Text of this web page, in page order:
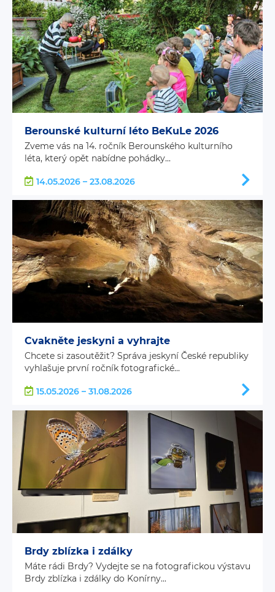
Berounské kulturní léto BeKuLe 2026
Zveme vás na 14. ročník Berounského kulturního
léta, který opět nabídne pohádky...
14.05.2026 – 23.08.2026
Cvakněte jeskyni a vyhrajte
Chcete si zasoutěžit? Správa jeskyní České republiky
vyhlašuje první ročník fotografické...
15.05.2026 – 31.08.2026
Brdy zblízka i zdálky
Máte rádi Brdy? Vydejte se na fotografickou výstavu
Brdy zblízka i zdálky do Konírny...